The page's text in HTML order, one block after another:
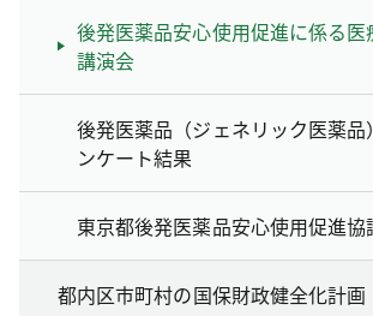
後発医薬品安心使用促進に係る医
講演会
後発医薬品（ジェネリック医薬品
ンケート結果
東京都後発医薬品安心使用促進協
都内区市町村の国保財政健全化計画